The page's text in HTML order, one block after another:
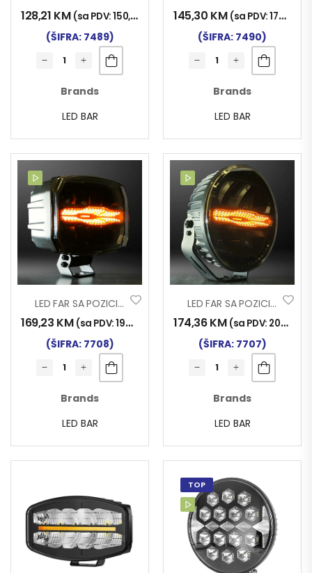
128,21 KM (sa PDV:150,00
(ŠIFRA: 7489)
Brands
LED BAR
145,30 KM (sa PDV:170,00
(ŠIFRA: 7490)
Brands
LED BAR
LED FAR SA POZICIJOM DRL+TREPTAČ KVADRATNI 10-30V 100W SHARK
169,23 KM (sa PDV:198,00
(ŠIFRA: 7708)
Brands
LED BAR
LED FAR SA POZICIJOM DRL+TREPTAČ OKRUGLI 10-30V 100W SHARK
174,36KM (sa PDV: 204,00
(ŠIFRA: 7707)
Brands
LED BAR
TOP